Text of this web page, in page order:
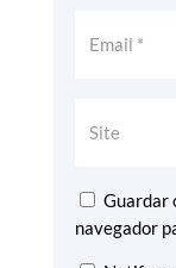
Guardar
navegador